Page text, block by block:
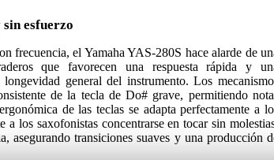
esfuerzo
frecuencia, el Yamaha YAS-280S hace alarde de
que favorecen una respuesta rápida y
general del instrumento. Los
de la tecla de Do# grave, permitiendo
de las teclas se adapta perfectamente a
los saxofonistas concentrarse en tocar sin
asegurando transiciones suaves y una producción